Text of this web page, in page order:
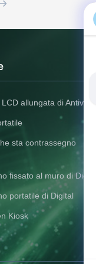
allungata di Antivari
sta contrassegno
fissato al muro di Digital
portatile di Digital
Kiosk